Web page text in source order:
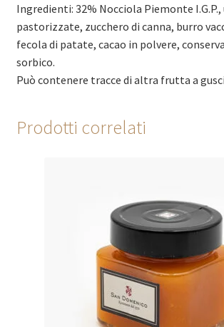
Ingredienti: 32% Nocciola Piemonte I.G.P.,
pastorizzate, zucchero di canna, burro
fecola di patate, cacao in polvere,
sorbico.
Può contenere tracce di altra frutta a
Prodotti correlati